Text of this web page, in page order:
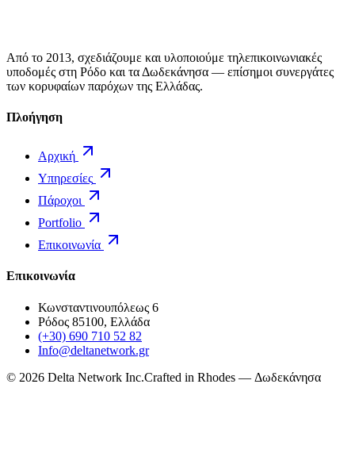
Από το 2013, σχεδιάζουμε και υλοποιούμε τηλεπικοινωνιακές
υποδομές στη Ρόδο και τα Δωδεκάνησα — επίσημοι συνεργάτες
των κορυφαίων παρόχων της Ελλάδας.
Πλοήγηση
Αρχική
Υπηρεσίες
Πάροχοι
Portfolio
Επικοινωνία
Επικοινωνία
Κωνσταντινουπόλεως 6
Ρόδος 85100, Ελλάδα
(+30) 690 710 52 82
Info@deltanetwork.gr
© 2026 Delta Network Inc.Crafted in Rhodes — Δωδεκάνησα